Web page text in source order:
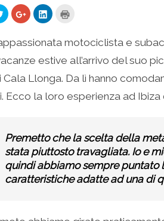
Fai
clic
condividere
su
(Si
in
una
nuova
finestra)
Fai
clic
condividere
su
Google+
(Si
in
una
nuova
finestra)
Fai
clic
condividere
su
LinkedIn
(Si
in
una
finestra)
stampare
(Si
apre
in
nuova
finestra)
motociclista e
estive all’arrivo del suo
Cala Llonga. Da lì hanno
Ecco la loro esperienza ad Ibiza
Premetto che la scelta della
stata piuttosto travagliata. Io e
quindi abbiamo sempre puntato
caratteristiche adatte ad una di